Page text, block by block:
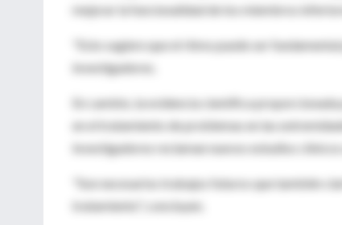
mejorar la funcionalidad de los miembros
"Esto sugiere que el ritmo puede ser
investigadores.
En cambio, la evidencia científica
en el tratamiento de problemas en las
investigadores reclaman nuevos estudios
"Son necesarios trabajos futuros que también
tratamiento", concluyen.